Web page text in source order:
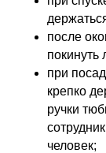
после
покинуть
при
крепко
ручки
человек;